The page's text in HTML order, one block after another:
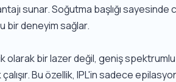
sunar. Soğutma başlığı sayesinde
bir deneyim sağlar.
olarak bir lazer değil, geniş spektrumlu
çalışır. Bu özellik, IPL'in sadece